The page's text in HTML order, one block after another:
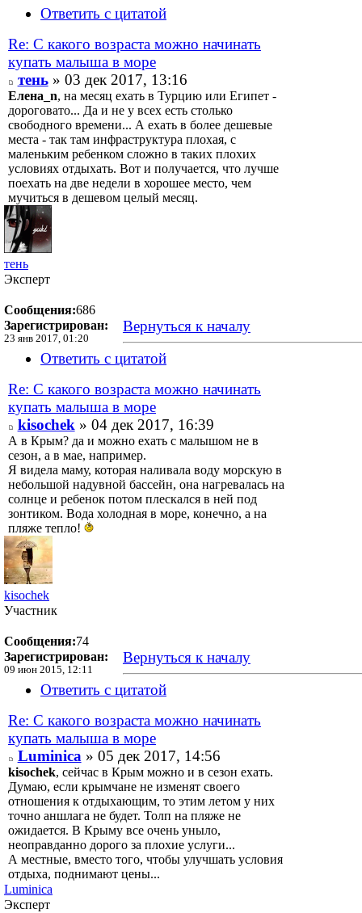
Ответить с цитатой
Re: С какого возраста можно начинать
купать малыша в море
тень» 03 дек 2017, 13:16
Елена_n, на месяц ехать в Турцию или Египет -
дороговато... Да и не у всех есть столько
свободного времени... А ехать в более дешевые
места - так там инфраструктура плохая, с
маленьким ребенком сложно в таких плохих
условиях отдыхать. Вот и получается, что лучше
поехать на две недели в хорошее место, чем
мучиться в дешевом целый месяц.
тень
Эксперт
Сообщения:686
Зарегистрирован:
23 янв 2017, 01:20
Вернуться к началу
Ответить с цитатой
Re: С какого возраста можно начинать
купать малыша в море
kisochek » 04 дек 2017, 16:39
А в Крым? да и можно ехать с малышом не в
сезон, а в мае, например.
Я видела маму, которая наливала воду морскую в
небольшой надувной бассейн, она нагревалась на
солнце и ребенок потом плескался в ней под
зонтиком. Вода холодная в море, конечно, а на
пляже тепло!
kisochek
Участник
Сообщения:74
Зарегистрирован:
09 июн 2015, 12:11
Вернуться к началу
Ответить с цитатой
Re: С какого возраста можно начинать
купать малыша в море
Luminica » 05 дек 2017, 14:56
kisochek, сейчас в Крым можно и в сезон ехать.
Думаю, если крымчане не изменят своего
отношения к отдыхающим, то этим летом у них
точно аншлага не будет. Толп на пляже не
ожидается. В Крыму все очень уныло,
неоправданно дорого за плохие услуги...
А местные, вместо того, чтобы улучшать условия
отдыха, поднимают цены...
Luminica
Эксперт